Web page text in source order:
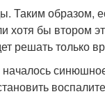
образом,
бы втором
решать только